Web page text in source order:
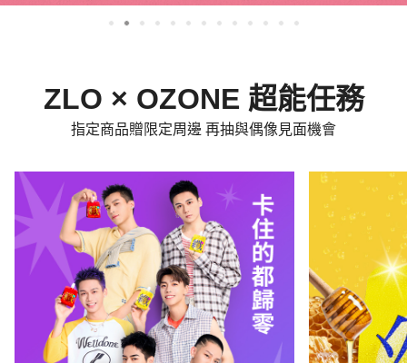
ZLO × OZONE 超能任務
指定商品贈限定周邊 再抽與偶像見面機會